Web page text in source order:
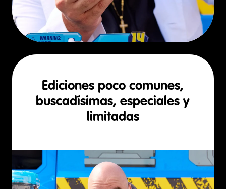
Ediciones poco comunes,
buscadísimas, especiales y
limitadas